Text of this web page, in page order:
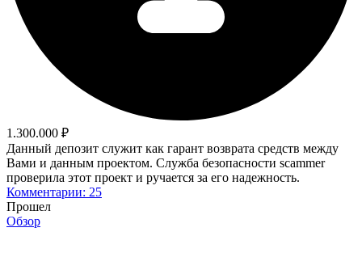
1.300.000 ₽
Данный депозит служит как гарант возврата средств между
Вами и данным проектом. Служба безопасности scammer
проверила этот проект и ручается за его надежность.
Комментарии: 25
Прошел
Обзор